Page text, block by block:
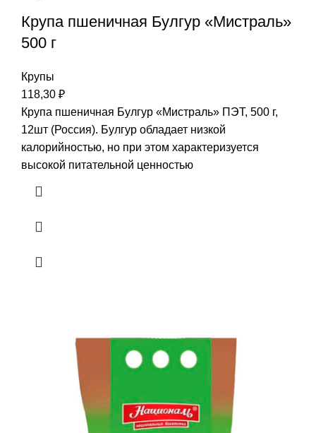
Крупа пшеничная Булгур «Мистраль»
500 г
Крупы
118,30 ₽
Крупа пшеничная Булгур «Мистраль» ПЭТ, 500 г,
12шт (Россия). Булгур обладает низкой
калорийностью, но при этом характеризуется
высокой питательной ценностью